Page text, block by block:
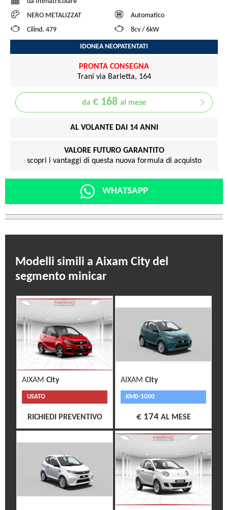
NERO METALIZZAT
Automatico
Cilind. 479
8cv / 6kW
IDONEA NEOPATENTATI
PRONTA CONSEGNA
Trani via Barletta, 164
da € 168 al mese
AL VOLANTE DAI 14 ANNI
VALORE FUTURO GARANTITO
scopri i vantaggi di questa nuova formula di acquisto
WHATSAPP
Modelli simili a Aixam City del
segmento minicar
AIXAM City
USATO
RICHIEDI PREVENTIVO
AIXAM City
KM0-1000
€ 174 AL MESE